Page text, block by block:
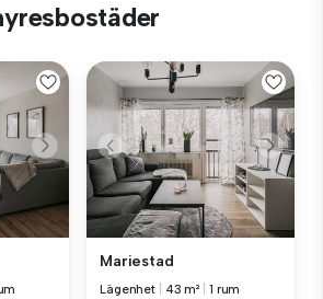
Mariestad
Lägenhet 43 m² 1 rum